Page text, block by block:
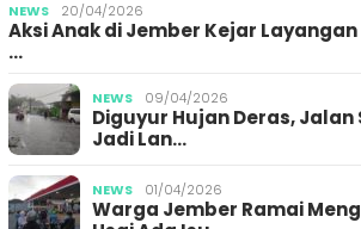
NEWS 20/04/2026
Aksi Anak di Jember Kejar
…
NEWS 09/04/2026
Diguyur Hujan Deras,
Jadi Lan…
NEWS 01/04/2026
Warga Jember Ramai